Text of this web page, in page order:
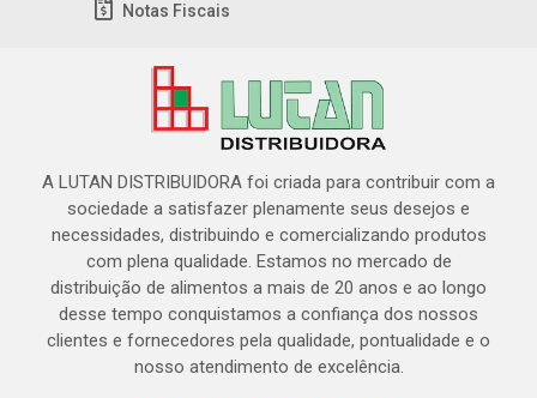
Notas Fiscais
A LUTAN DISTRIBUIDORA foi criada para contribuir com a
sociedade a satisfazer plenamente seus desejos e
necessidades, distribuindo e comercializando produtos
com plena qualidade. Estamos no mercado de
distribuição de alimentos a mais de 20 anos e ao longo
desse tempo conquistamos a confiança dos nossos
clientes e fornecedores pela qualidade, pontualidade e o
nosso atendimento de excelência.